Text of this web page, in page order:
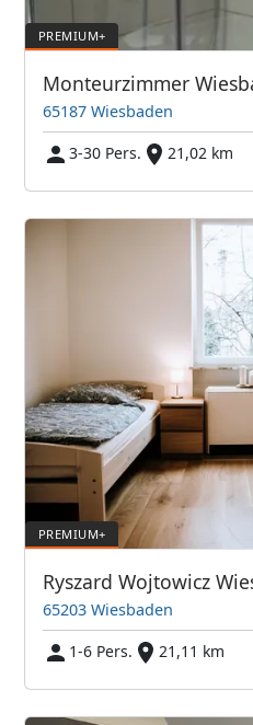
Monteurzimmer
65187 Wiesbaden
3-30 Pers.
21,02 km
Ryszard Wojtowicz
65203 Wiesbaden
1-6 Pers.
21,11 km